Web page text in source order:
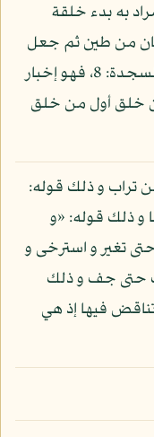
به بدء خلقة
من طين ثم جعل
نسله من سلالة من ماء مهين»: الم السجدة: 8، فهو إخبار
خلق أول من خلق
تراب و ذلك قوله:
و ذلك قوله: «و
تغير و استرخى و
حتى جف و ذلك
فيها إذ هي